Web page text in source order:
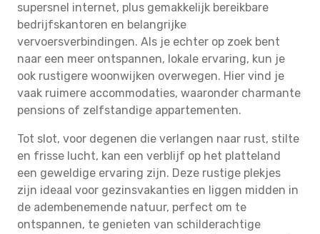
supersnel internet, plus gemakkelijk bereikbare
bedrijfskantoren en belangrijke
vervoersverbindingen. Als je echter op zoek bent
naar een meer ontspannen, lokale ervaring, kun je
ook rustigere woonwijken overwegen. Hier vind je
vaak ruimere accommodaties, waaronder charmante
pensions of zelfstandige appartementen.
Tot slot, voor degenen die verlangen naar rust, stilte
en frisse lucht, kan een verblijf op het platteland
een geweldige ervaring zijn. Deze rustige plekjes
zijn ideaal voor gezinsvakanties en liggen midden in
de adembenemende natuur, perfect om te
ontspannen, te genieten van schilderachtige